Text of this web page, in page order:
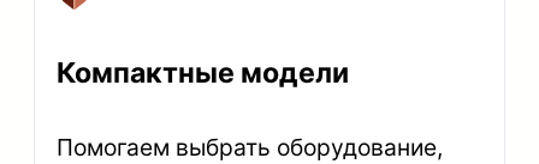
Компактные модели
Помогаем выбрать оборудование,